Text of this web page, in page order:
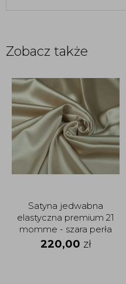
Zobacz także
Satyna jedwabna
elastyczna premium 21
momme - szara perła
220,00 zł